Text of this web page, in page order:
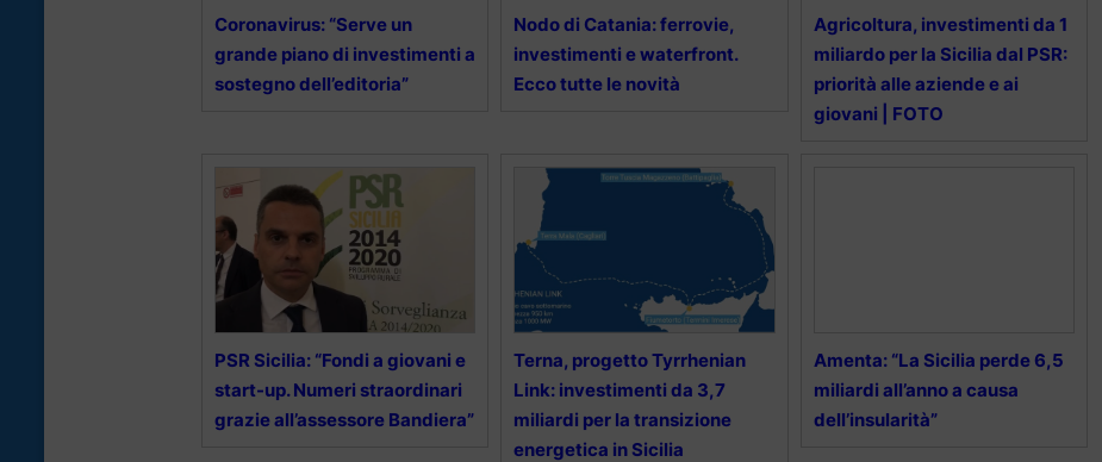
Coronavirus: “Serve un
grande piano di investimenti a
sostegno dell’editoria”
Nodo di Catania: ferrovie,
investimenti e waterfront.
Ecco tutte le novità
Agricoltura, investimenti da 1
miliardo per la Sicilia dal PSR:
priorità alle aziende e ai
giovani | FOTO
PSR Sicilia: “Fondi a giovani e
start-up. Numeri straordinari
grazie all’assessore Bandiera”
Terna, progetto Tyrrhenian
Link: investimenti da 3,7
miliardi per la transizione
energetica in Sicilia
Amenta: “La Sicilia perde 6,5
miliardi all’anno a causa
dell’insularità”